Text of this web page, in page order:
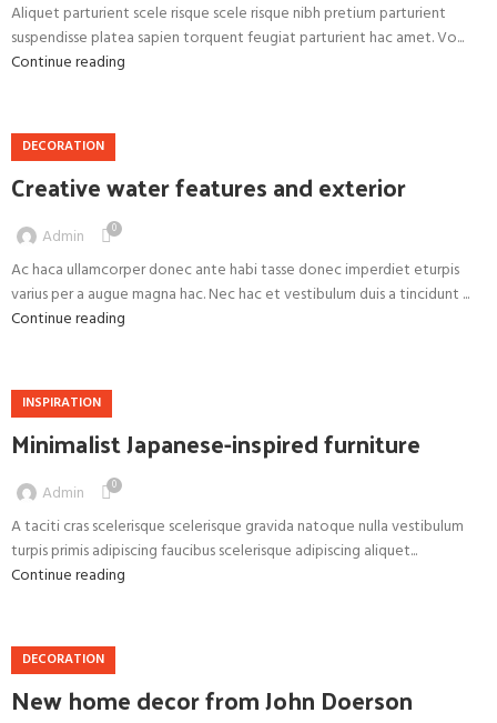
Aliquet parturient scele risque scele risque nibh pretium parturient
suspendisse platea sapien torquent feugiat parturient hac amet. Vo...
Continue reading
DECORATION
Creative water features and exterior
Admin 0
Ac haca ullamcorper donec ante habi tasse donec imperdiet eturpis
varius per a augue magna hac. Nec hac et vestibulum duis a tincidunt ...
Continue reading
INSPIRATION
Minimalist Japanese-inspired furniture
Admin 0
A taciti cras scelerisque scelerisque gravida natoque nulla vestibulum
turpis primis adipiscing faucibus scelerisque adipiscing aliquet...
Continue reading
DECORATION
New home decor from John Doerson